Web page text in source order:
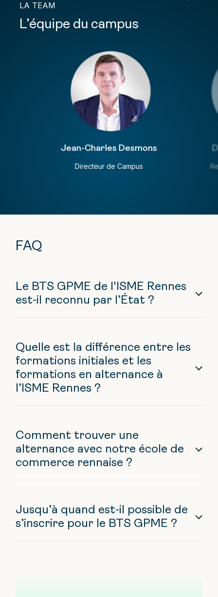
LA TEAM
L’équipe du campus
Jean-Charles Desmons
Directeur de Campus
FAQ
Le BTS GPME de l'ISME Rennes
est-il reconnu par l’État ?
Quelle est la différence entre les
formations initiales et les
formations en alternance à
l’ISME Rennes ?
Comment trouver une
alternance avec notre école de
commerce rennaise ?
Jusqu’à quand est-il possible de
s’inscrire pour le BTS GPME ?